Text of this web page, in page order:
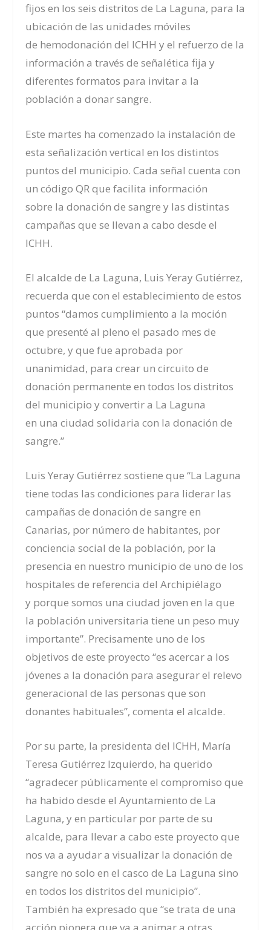
fijos en los seis distritos de La Laguna, para la
ubicación de las unidades móviles
de hemodonación del ICHH y el refuerzo de la
información a través de señalética fija y
diferentes formatos para invitar a la
población a donar sangre.
Este martes ha comenzado la instalación de
esta señalización vertical en los distintos
puntos del municipio. Cada señal cuenta con
uncódigo QRquefacilita información
sobre la donación de sangre y las distintas
campañas que se llevan a cabo desde el
ICHH.
El alcalde de La Laguna, Luis Yeray Gutiérrez,
recuerda que con el establecimiento de estos
puntos “damos cumplimiento a la moción
que presenté al pleno el pasado mes de
octubre, y que fue aprobada por
unanimidad, paracrear un circuito de
donación permanente en todos los distritos
del municipioyconvertir a La Laguna
en unaciudad solidaria con la donación de
sangre.”
Luis Yeray Gutiérrez sostiene que “La Laguna
tiene todas las condiciones para liderar las
campañas de donación de sangre en
Canarias, por número de habitantes, por
conciencia social de la población, por la
presencia en nuestro municipiode uno de los
hospitales de referencia del Archipiélago
y porquesomos una ciudad joven en la que
la población universitaria tiene un peso muy
importante”. Precisamente uno de los
objetivos de este proyecto “esacercar a los
jóvenes a la donación para asegurar el relevo
generacional de las personas que son
donantes habituales”, comenta el alcalde.
Por su parte, la presidenta del ICHH, María
Teresa Gutiérrez Izquierdo, ha querido
“agradecer públicamente el compromiso que
ha habido desde el Ayuntamiento de La
Laguna, y en particular por parte de su
alcalde, para llevar a cabo este proyecto que
nos va a ayudar a visualizar la donación de
sangre no solo en el casco de La Laguna sino
en todos los distritos del municipio”.
También ha expresado que “se trata de una